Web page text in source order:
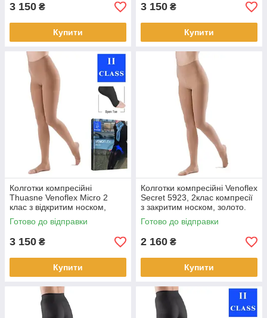
3 150 ₴
Купити
3 150 ₴
Купити
Колготки компресійні
Thuasne Venoflex Micro 2
клас з відкритим носком,
карамельні.
Готово до відправки
3 150 ₴
Купити
Колготки компресійні Venoflex
Secret 5923, 2клас компресії
з закритим носком, золото.
Профілактика вирікоза.
Готово до відправки
2 160 ₴
Купити